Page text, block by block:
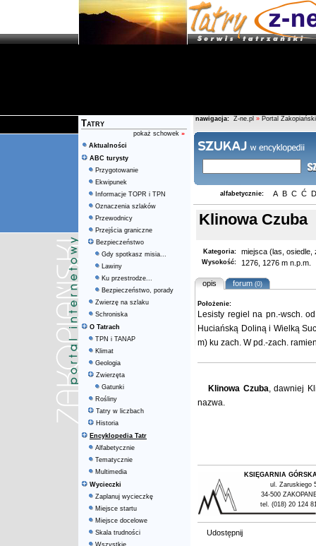
Tatry
pokaż schowek »
Aktualności
ABC turysty
Przygotowanie
Ekwipunek
Informacje TOPR i TPN
Oznaczenia szlaków
Przewodnicy
Przejścia graniczne
Bezpieczeństwo
Gdy spotkasz misia...
Lawiny
Ku przestrodze...
Bezpieczeństwo, porady
Zwierzę na szlaku
Schroniska
O Tatrach
TPN i TANAP
Klimat
Geologia
Zwierzęta
Gatunki
Rośliny
Tatry w liczbach
Historia
Encyklopedia Tatr
Alfabetycznie
Tematycznie
Multimedia
Wycieczki
Zaplanuj wycieczkę
Miejsce startu
Miejsce docelowe
Skala trudności
Wszystkie
nawigacja: Z-ne.pl » Portal Zakopiański
alfabetycznie: A B C Ć D
Klinowa Czuba
Kategoria: miejsca (las,
Wysokość: 1276, 1276 m n.p.m.
opis forum(0)
Położenie:
Lesisty regiel na pn.-wsch.
Huciańską Dolinąi Wielką
m) ku zach. W pd.-zach.
Klinowa Czuba, dawniej
nazwa.
KSIĘGARNIA
ul. Zaruskiego
34-500
tel. (018) 20 124
Udostępnij